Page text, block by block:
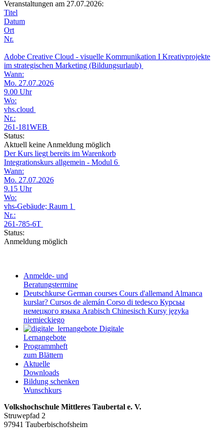
Veranstaltungen am 27.07.2026:
Titel
Datum
Ort
Nr.
Adobe Creative Cloud - visuelle Kommunikation I Kreativprojekte
im strategischen Marketing (Bildungsurlaub)
Wann:
Mo. 27.07.2026
9.00 Uhr
Wo:
vhs.cloud
Nr.:
261-181WEB
Status:
Aktuell keine Anmeldung möglich
Der Kurs liegt bereits im Warenkorb
Integrationskurs allgemein - Modul 6
Wann:
Mo. 27.07.2026
9.15 Uhr
Wo:
vhs-Gebäude; Raum 1
Nr.:
261-785-6T
Status:
Anmeldung möglich
Anmelde- und
Beratungstermine
Deutschkurse German courses Cours d'allemand Almanca
kurslar? Cursos de alemán Corso di tedesco Курсьы
немецкого яэыка Arabisch Chinesisch Kursy języka
niemieckiego
Digitale
Lernangebote
Programmheft
zum Blättern
Aktuelle
Downloads
Bildung schenken
Wunschkurs
Volkshochschule Mittleres Taubertal e. V.
Struwepfad 2
97941 Tauberbischofsheim